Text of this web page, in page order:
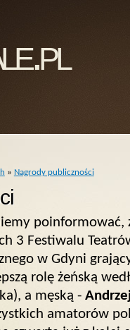
» Nagrody publiczności
poinformować,
3 Festiwalu
w Gdyni
rolę żeńską
a męską -
amatorów